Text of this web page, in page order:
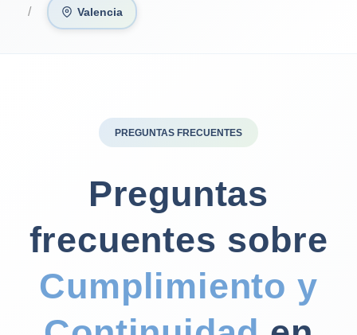
Valencia
PREGUNTAS FRECUENTES
Preguntas
frecuentes sobre
Cumplimiento y